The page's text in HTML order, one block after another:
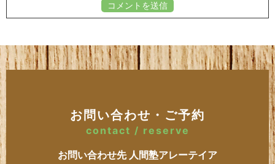
お問い合わせ・ご予約
contact / reserve
お問い合わせ先 人間塾アレーテイア